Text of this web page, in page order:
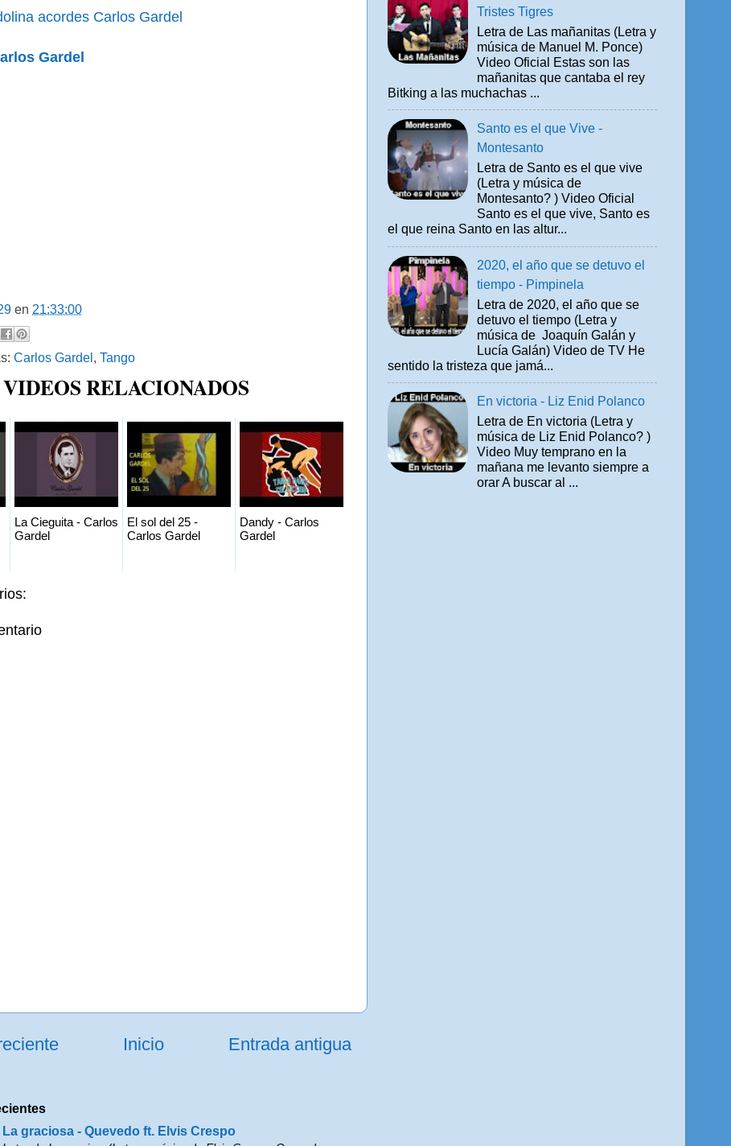
acordes Carlos Gardel
Gardel
en 21:33:00
Carlos Gardel , Tango
RELACIONADOS
La Cieguita - Carlos
Gardel
El sol del 25 -
Carlos Gardel
Dandy - Carlos
Gardel
Entrada antigua
Inicio
La graciosa - Quevedo ft. Elvis Crespo
Tristes Tigres
Letra de Las mañanitas (Letra y
música de Manuel M. Ponce)
Video Oficial Estas son las
mañanitas que cantaba el rey
Bitking a las muchachas ...
Santo es el que Vive -
Montesanto
Letra de Santo es el que vive
(Letra y música de
Montesanto? ) Video Oficial
Santo es el que vive, Santo es
el que reina Santo en las altur...
2020, el año que se detuvo el
tiempo - Pimpinela
Letra de 2020, el año que se
detuvo el tiempo (Letra y
música de Joaquín Galán y
Lucía Galán) Video de TV He
sentido la tristeza que jamá...
En victoria - Liz Enid Polanco
Letra de En victoria (Letra y
música de Liz Enid Polanco? )
Video Muy temprano en la
mañana me levanto siempre a
orar A buscar al ...